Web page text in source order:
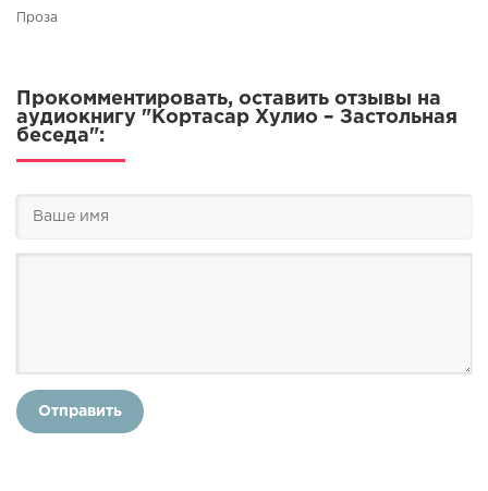
Проза
Прокомментировать, оставить отзывы на
аудиокнигу "Кортасар Хулио – Застольная
беседа":
Отправить